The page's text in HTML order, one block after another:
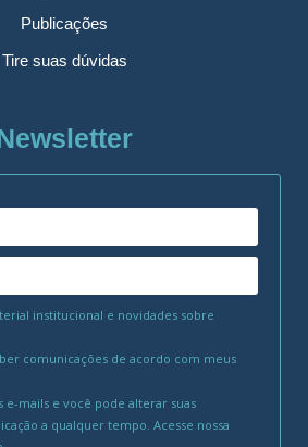
Publicações
Tire suas dúvidas
institucional e novidades sobre
comunicações de acordo com meus
e-mails e você pode alterar suas
a qualquer tempo. Acesse nossa